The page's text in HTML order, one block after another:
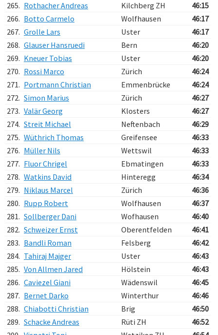
265. Rothacher Andreas Kilchberg ZH
46:15
266. Botto Carmelo Wolfhausen
46:17
267. Grolle Lars Uster
46:17
268. Glauser Hansruedi Bern
46:20
269. Kneuer Tobias Uster
46:20
270. Rossi Marco Zürich
46:24
271. Portmann Christian Emmenbrücke
46:24
272. Simon Marius Zürich
46:27
273. Valär Georg Klosters
46:27
274. Streit Michael Neftenbach
46:29
275. Wüthrich Thomas Greifensee
46:33
276. Müller Nils Wettswil
46:33
277. Fluor Chrigel Ebmatingen
46:33
278. Watkins David Hinteregg
46:34
279. Niklaus Marcel Zürich
46:36
280. Rupp Robert Wolfhausen
46:37
281. Sollberger Dani Wofhausen
46:40
282. Schweizer Ernst Oberentfelden
46:41
283. Bandli Roman Felsberg
46:42
284. Tahiraj Majger Uster
46:43
285. Von Allmen Jared Hölstein
46:43
286. Caviezel Giani Wädenswil
46:45
287. Bernet Darko Winterthur
46:46
288. Chiabotti Christian Brig
46:50
289. Schacke Andreas Rüti ZH
46:52